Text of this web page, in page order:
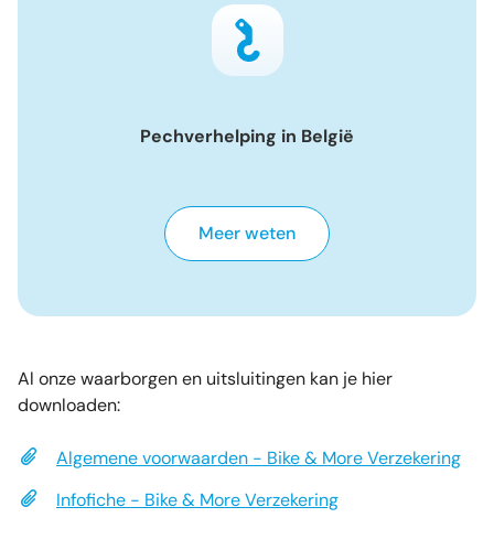
Pechverhelping in België
Meer weten
Al onze waarborgen en uitsluitingen kan je hier
downloaden:
Algemene voorwaarden - Bike & More Verzekering
Infofiche - Bike & More Verzekering